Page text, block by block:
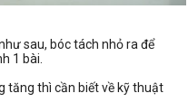
sau, bóc tách nhỏ ra để
1 bài.
tăng thì cần biết về kỹ thuật